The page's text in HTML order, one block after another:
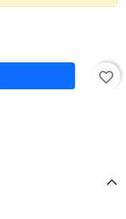
favorite_border